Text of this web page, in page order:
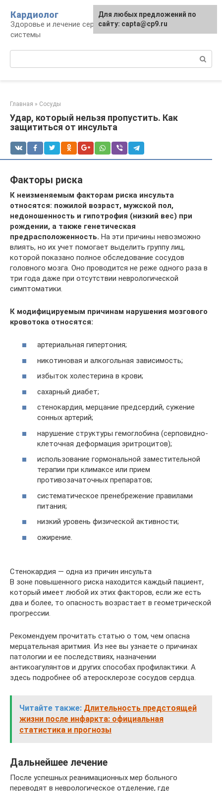
контенту
Кардиолог
Здоровье и лечение сердечно-сосудистой
системы
Главная » Сосуды
Удар, который нельзя пропустить. Как
защититься от инсульта
Факторы риска
К неизменяемым факторам риска инсульта
относятся: пожилой возраст, мужской пол,
недоношенность и гипотрофия (низкий вес) при
рождении, а также генетическая
предрасположенность. На эти причины невозможно
влиять, но их учет помогает выделить группу лиц,
которой показано полное обследование сосудов
головного мозга. Оно проводится не реже одного раза в
три года даже при отсутствии неврологической
симптоматики.
К модифицируемым причинам нарушения мозгового
кровотока относятся:
артериальная гипертония;
никотиновая и алкогольная зависимость;
избыток холестерина в крови;
сахарный диабет;
стенокардия, мерцание предсердий, сужение
сонных артерий;
нарушение структуры гемоглобина (серповидно-
клеточная деформация эритроцитов);
использование гормональной заместительной
терапии при климаксе или прием
противозачаточных препаратов;
систематическое пренебрежение правилами
питания;
низкий уровень физической активности;
ожирение.
Стенокардия — одна из причин инсульта
В зоне повышенного риска находится каждый пациент,
который имеет любой их этих факторов, если же есть
два и более, то опасность возрастает в геометрической
прогрессии.
Рекомендуем прочитать статью о том, чем опасна
мерцательная аритмия. Из нее вы узнаете о причинах
патологии и ее последствиях, назначении
антикоагулянтов и других способах профилактики. А
здесь подробнее об атеросклерозе сосудов сердца.
Читайте также: Длительность предстоящей
жизни после инфаркта: официальная
статистика и прогнозы
Дальнейшее лечение
После успешных реанимационных мер больного
переводят в неврологическое отделение, где
Для любых предложений по
сайту: capta@cp9.ru